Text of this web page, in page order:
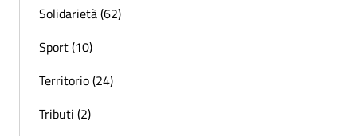
Solidarietà (62)
Sport (10)
Territorio (24)
Tributi (2)